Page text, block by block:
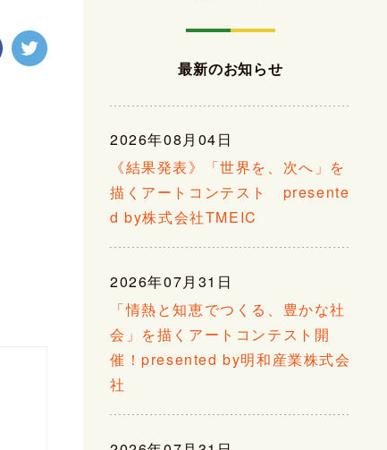
最新のお知らせ
2026年08月04日
《結果発表》「世界を、次へ」を
描くアートコンテスト presente
d by株式会社TMEIC
2026年07月31日
「情熱と知恵でつくる、豊かな社
会」を描くアートコンテスト開
催！presented by明和産業株式会
社